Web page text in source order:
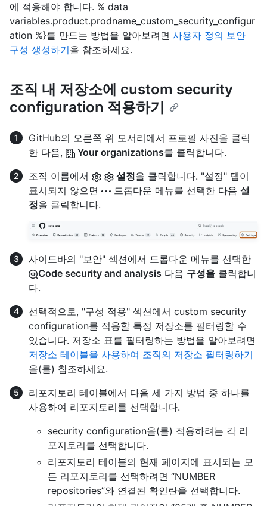
에 적용해야 합니다. % data
variables.product.prodname_custom_security_configur
ation %}를 만드는 방법을 알아보려면 사용자 정의 보안
구성 생성하기을 참조하세요.
조직 내 저장소에 custom security
configuration 적용하기
GitHub의 오른쪽 위 모서리에서 프로필 사진을 클릭
한 다음,
Your organizations를 클릭합니다.
조직 이름에서
설정을 클릭합니다. "설정" 탭이
표시되지 않으면
드롭다운 메뉴를 선택한 다음 설
정을 클릭합니다.
사이드바의 "보안" 섹션에서 드롭다운 메뉴를 선택한
Code security and analysis 다음 구성을 클릭합니
다.
선택적으로, "구성 적용" 섹션에서 custom security
configuration를 적용할 특정 저장소를 필터링할 수
있습니다. 저장소 표를 필터링하는 방법을 알아보려면
저장소 테이블을 사용하여 조직의 저장소 필터링하기
을(를) 참조하세요.
리포지토리 테이블에서 다음 세 가지 방법 중 하나를
사용하여 리포지토리를 선택합니다.
security configuration을(를) 적용하려는 각 리
포지토리를 선택합니다.
리포지토리 테이블의 현재 페이지에 표시되는 모
든 리포지토리를 선택하려면 “NUMBER
repositories”와 연결된 확인란을 선택합니다.